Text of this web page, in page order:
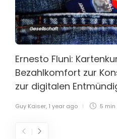
Gesellschaft
Ernesto Fluni:
Bezahlkomfort zur
zur digitalen
Guy Kaiser, 1 year ago 5 min